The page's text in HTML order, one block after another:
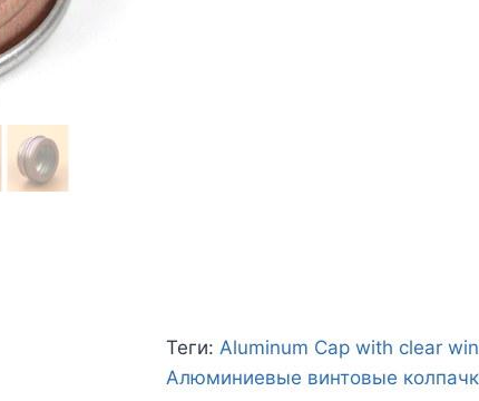
Теги: Aluminum Cap with clear
Алюминиевые винтовые